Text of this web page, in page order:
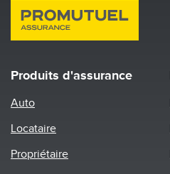
Produits d'assurance
Auto
Locataire
Propriétaire